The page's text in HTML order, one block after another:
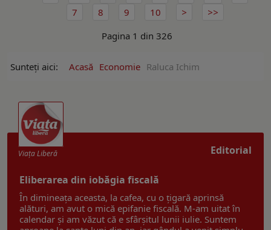
7
8 9
10
Pagina 1 din 326
Sunteți aici: Acasă Economie Raluca Ichim
Editorial
Viaţa Liberă
Eliberarea din iobăgia fiscală
În dimineața aceasta, la cafea, cu o țigară aprinsă
alături, am avut o mică epifanie fiscală. M-am uitat în
calendar și am văzut că e sfârșitul lunii iulie. Suntem